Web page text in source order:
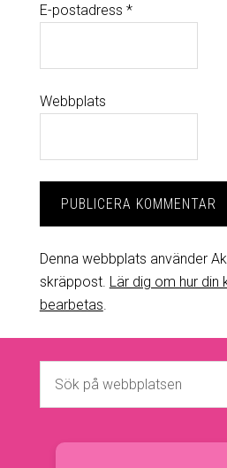
E-postadress *
Webbplats
Denna webbplats använder
skräppost. Lär dig om hur
bearbetas